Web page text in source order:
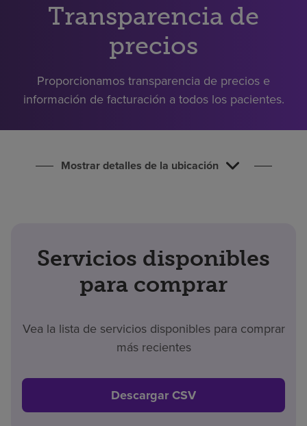
InversoresTransparencia de
precios
Proporcionamos transparencia de precios e
información de facturación a todos los pacientes.
Mostrar detalles de la ubicación
Servicios disponibles
para comprar
Vea la lista de servicios disponibles para comprar
más recientes
Descargar CSV